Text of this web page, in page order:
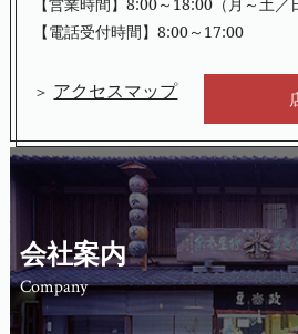
【営業時間】8:00～18:00（月～土／
【電話受付時間】8:00～17:00
＞ アクセスマップ
会社案内
Company